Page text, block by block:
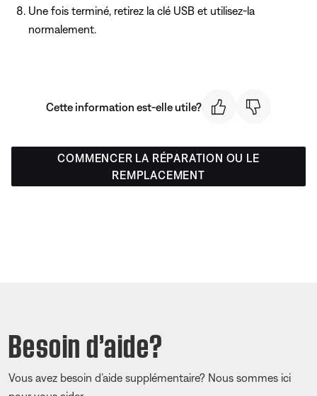
Une fois terminé, retirez la clé USB et utilisez-la
normalement.
Cette information est-elle utile?
COMMENCER LA RÉPARATION OU LE
REMPLACEMENT
Besoin d’aide?
Vous avez besoin d’aide supplémentaire? Nous sommes ici